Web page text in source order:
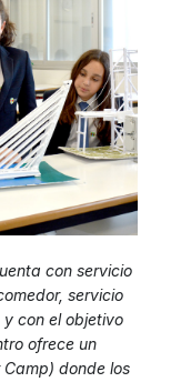
con servicio
servicio
con el objetivo
ofrece un
donde los